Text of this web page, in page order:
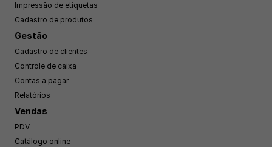
Impressão de etiquetas
Cadastro de produtos
Gestão
Cadastro de clientes
Controle de caixa
Contas a pagar
Relatórios
Vendas
PDV
Catálogo online